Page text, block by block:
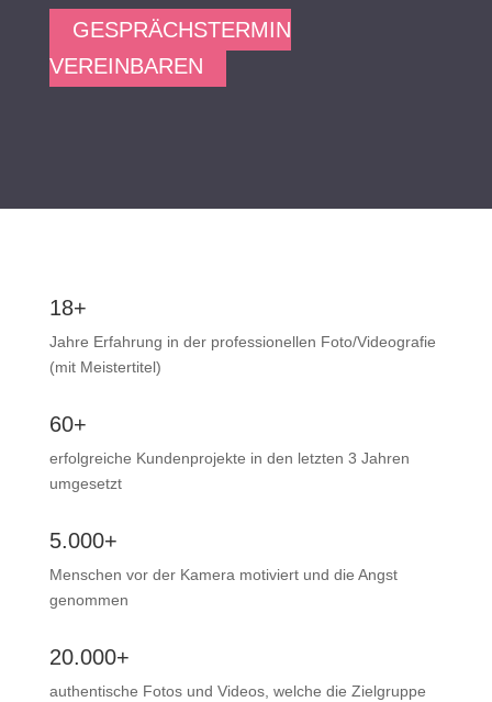
GESPRÄCHSTERMIN
VEREINBAREN
18+
Jahre Erfahrung in der professionellen Foto/Videografie
(mit Meistertitel)
60+
erfolgreiche Kundenprojekte in den letzten 3 Jahren
umgesetzt
5.000+
Menschen vor der Kamera motiviert und die Angst
genommen
20.000+
authentische Fotos und Videos, welche die Zielgruppe